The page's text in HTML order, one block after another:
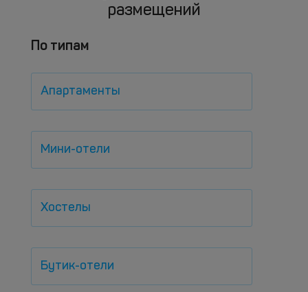
размещений
По типам
Апартаменты
Мини-отели
Хостелы
Бутик-отели